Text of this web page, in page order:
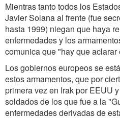
Mientras tanto todos los
Javier Solana al frente (fue
hasta 1999) niegan que haya
enfermedades y los
comunica que "hay que aclarar
Los gobiernos europeos se
estos armamentos, que por
primera vez en Irak por EEUU
soldados de los que fue a la
enfermedades derivadas de